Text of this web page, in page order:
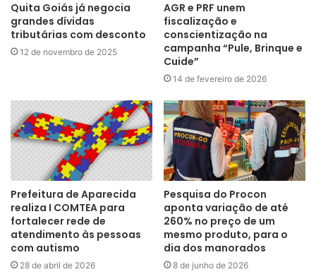
Quita Goiás já negocia
grandes dívidas
tributárias com desconto
12 de novembro de 2025
AGR e PRF unem
fiscalização e
conscientização na
campanha “Pule, Brinque e
Cuide”
14 de fevereiro de 2026
Prefeitura de Aparecida
realiza I COMTEA para
fortalecer rede de
atendimento às pessoas
com autismo
28 de abril de 2026
Pesquisa do Procon
aponta variação de até
260% no preço de um
mesmo produto, para o
dia dos manorados
8 de junho de 2026